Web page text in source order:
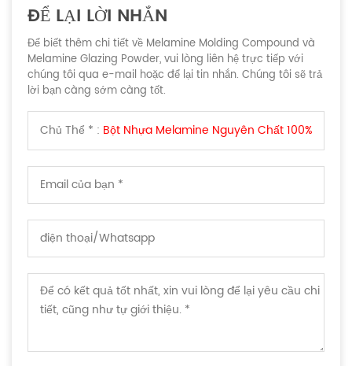
ĐỂ LẠI LỜI NHẮN
Để biết thêm chi tiết về Melamine Molding Compound và
Melamine Glazing Powder, vui lòng liên hệ trực tiếp với
chúng tôi qua e-mail hoặc để lại tin nhắn. Chúng tôi sẽ trả
lời bạn càng sớm càng tốt.
Chủ Thể * : Bột Nhựa Melamine Nguyên Chất 100%